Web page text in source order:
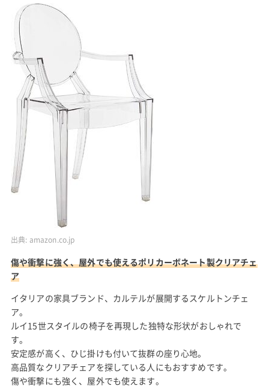
出典: amazon.co.jp
傷や衝撃に強く、屋外でも使えるポリカーボネート製クリアチェ
ア
イタリアの家具ブランド、カルテルが展開するスケルトンチェ
ア。
ルイ15世スタイルの椅子を再現した独特な形状がおしゃれで
す。
安定感が高く、ひじ掛けも付いて抜群の座り心地。
高品質なクリアチェアを探している人にもおすすめです。
傷や衝撃にも強く、屋外でも使えます。